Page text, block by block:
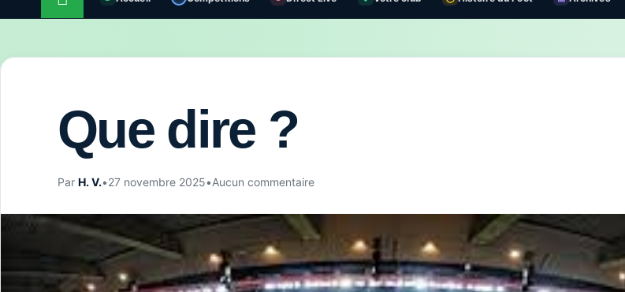
Que dire ?
Par H. V.•27 novembre 2025•Aucun commentaire